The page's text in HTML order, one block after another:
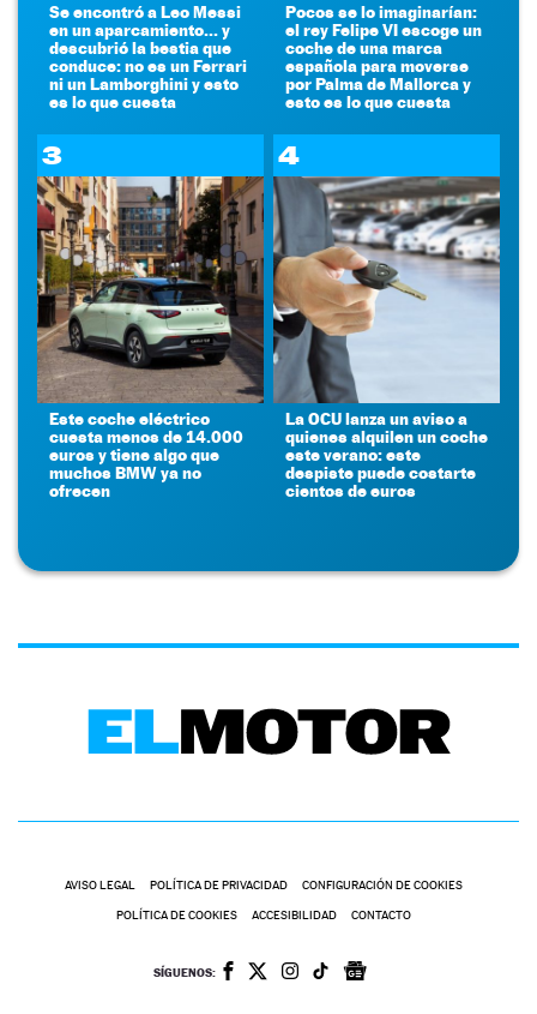
Se encontró a Leo Messi
en un aparcamiento... y
descubrió la bestia que
conduce: no es un Ferrari
ni un Lamborghini y esto
es lo que cuesta
Pocos se lo imaginarían:
el rey Felipe VI escoge un
coche de una marca
española para moverse
por Palma de Mallorca y
esto es lo que cuesta
3
Este coche eléctrico
cuesta menos de 14.000
euros y tiene algo que
muchos BMW ya no
ofrecen
4
La OCU lanza un aviso a
quienes alquilen un coche
este verano: este
despiste puede costarte
cientos de euros
AVISO LEGAL POLÍTICA DE PRIVACIDAD CONFIGURACIÓN DE COOKIES
POLÍTICA DE COOKIES ACCESIBILIDAD CONTACTO
SÍGUENOS: